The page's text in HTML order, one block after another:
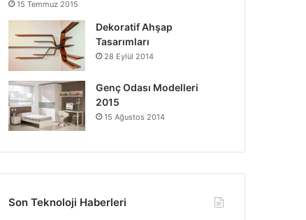
15 Temmuz 2015
Dekoratif Ahşap
Tasarımları
28 Eylül 2014
Genç Odası Modelleri
2015
15 Ağustos 2014
Son Teknoloji Haberleri